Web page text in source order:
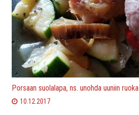
Porsaan suolalapa, ns. unohda uuniin ruoka
10.12.2017